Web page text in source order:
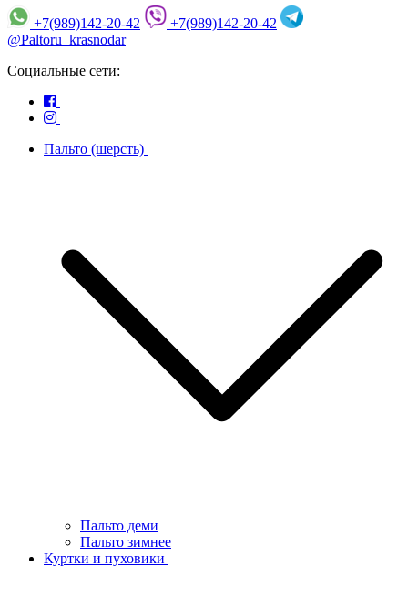
+7(989)142-20-42
+7(989)142-20-42
@Paltoru_krasnodar
Социальные сети:
Пальто (шерсть)
Пальто деми
Пальто зимнее
Куртки и пуховики